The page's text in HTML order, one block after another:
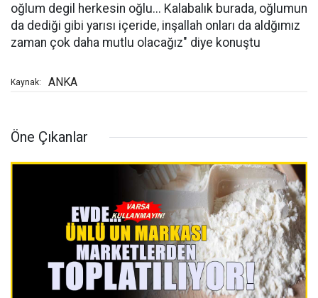
oğlum degil herkesin oğlu... Kalabalık burada, oğlumun
da dediği gibi yarısı içeride, inşallah onları da aldğımız
zaman çok daha mutlu olacağız" diye konuştu
Kaynak: ANKA
Öne Çıkanlar